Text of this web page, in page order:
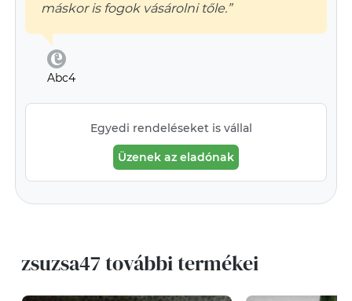
máskor is fogok vásárolni tőle.”
Abc4
Egyedi rendeléseket is vállal
Üzenek az eladónak
zsuzsa47 további termékei